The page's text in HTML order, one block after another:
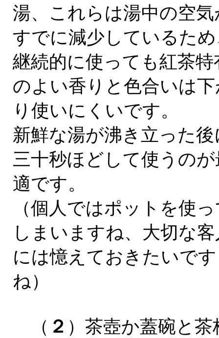
湯、これらは湯中の空気
すでに減少しているた
継続的に使っても紅茶特
のよい香りと色合いは
り使いにくいです。
新鮮な湯が沸き立った後
三十秒ほどして使うのが
適です。
（個人ではポットを使
しまいますね、大切な客
には憶えておきたいです
ね）
（ ２ ）茶壺か蓋碗と茶